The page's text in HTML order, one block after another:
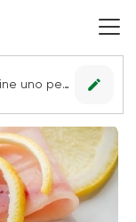
Nessun punto vendita impostato, scegline uno per vedere le offerte. edit